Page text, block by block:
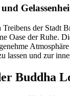
Treibens der Stadt
Oase der Ruhe.
lassen und zur
Buddha